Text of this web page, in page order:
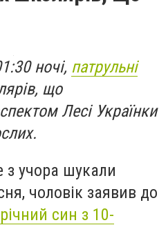
ночі, патрульні
що
Лесі Українки
з учора шукали
чоловік заявив до
син з 10-